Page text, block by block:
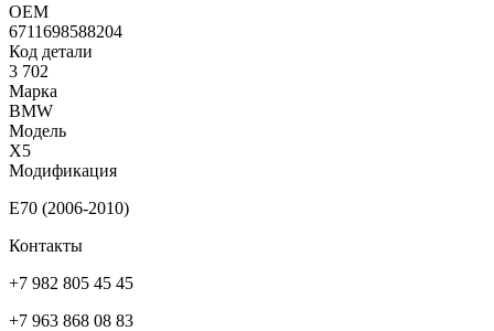
ОЕМ
6711698588204
Код детали
3 702
Марка
BMW
Модель
X5
Модификация
E70 (2006-2010)
Контакты
+7 982 805 45 45
+7 963 868 08 83